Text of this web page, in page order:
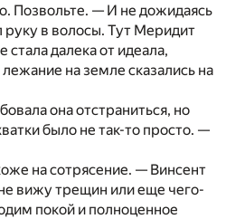
Позвольте. — И не дожидаясь
руку в волосы. Тут Меридит
стала далека от идеала,
на земле сказались на
она отстраниться, но
было не так-то просто. —
на сотрясение. — Винсент
вижу трещин или еще чего-
покой и полноценное